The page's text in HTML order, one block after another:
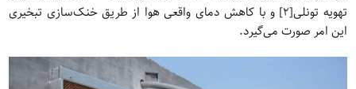
تهویه تونلی[2]
و با کاهش دمای واقعی هوا از طریق خنک‌سازی تبخیری
این امر صورت می‌گیرد.